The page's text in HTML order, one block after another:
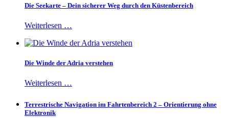
Die Seekarte – Dein sicherer Weg durch den Küstenbereich
Weiterlesen …
Die Winde der Adria verstehen
Weiterlesen …
Terrestrische Navigation im Fahrtenbereich 2 – Orientierung ohne
Elektronik